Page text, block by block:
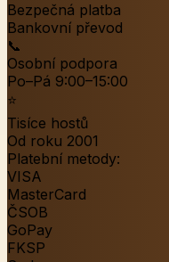
Bezpečná platba
Bankovní převod
📞
Osobní podpora
Po–Pá 9:00–15:00
⭐
Tisíce hostů
Od roku 2001
Platební metody:
VISA
MasterCard
ČSOB
GoPay
FKSP